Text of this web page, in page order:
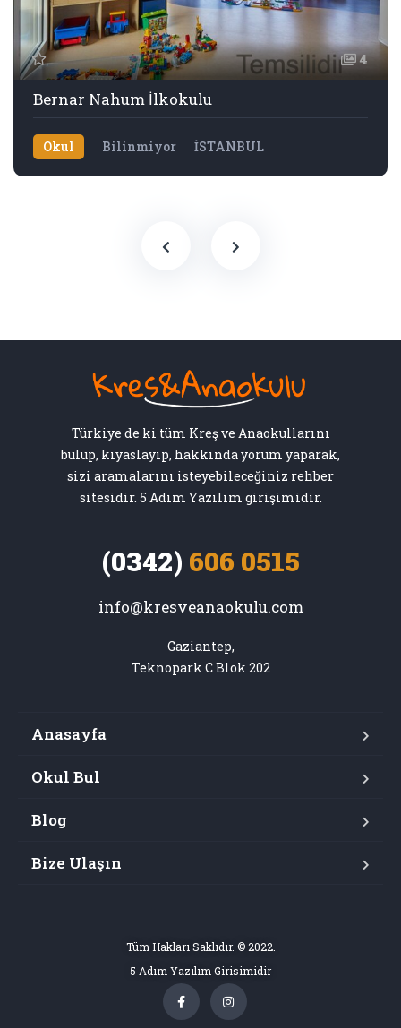
4
Bernar Nahum İlkokulu
Okul Bilinmiyor İSTANBUL
Türkiye de ki tüm Kreş ve Anaokullarını
bulup, kıyaslayıp, hakkında yorum yaparak,
sizi aramalarını isteyebileceğiniz rehber
sitesidir. 5 Adım Yazılım girişimidir.
(0342) 606 0515
info@kresveanaokulu.com
Gaziantep,
Teknopark C Blok 202
Anasayfa
Okul Bul
Blog
Bize Ulaşın
Tüm Hakları Saklıdır. © 2022.
5 Adım Yazılım Girisimidir